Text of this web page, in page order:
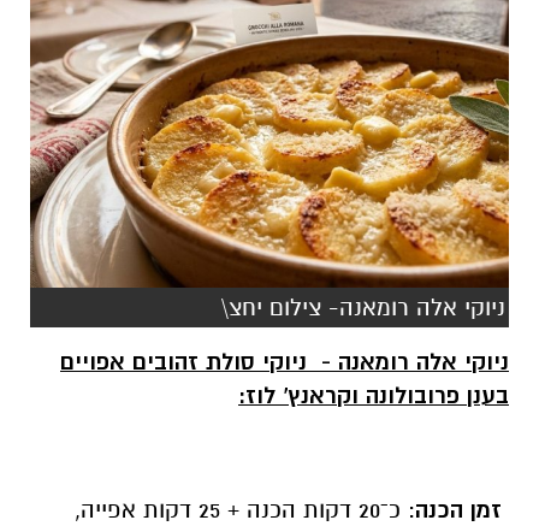
ניוקי אלה רומאנה- צילום יחצ\
ניוקי אלה רומאנה - ניוקי סולת זהובים אפויים
בענן פרובולונה וקראנץ' לוז:
זמן הכנה : כ־20 דקות הכנה + 25 דקות אפייה,